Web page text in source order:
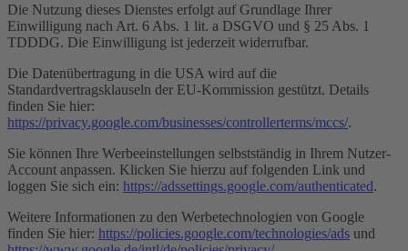
Die Nutzung dieses Dienstes erfolgt auf Grundlage Ihrer
Einwilligung nach Art. 6 Abs. 1 lit. a DSGVO und § 25 Abs. 1
TDDDG. Die Einwilligung ist jederzeit widerrufbar.
Die Datenübertragung in die USA wird auf die
Standardvertragsklauseln der EU-Kommission gestützt. Details
finden Sie hier:
https://privacy.google.com/businesses/controllerterms/mccs/.
Sie können Ihre Werbeeinstellungen selbstständig in Ihrem Nutzer-
Account anpassen. Klicken Sie hierzu auf folgenden Link und
loggen Sie sich ein: https://adssettings.google.com/authenticated.
Weitere Informationen zu den Werbetechnologien von Google
finden Sie hier: https://policies.google.com/technologies/ads und